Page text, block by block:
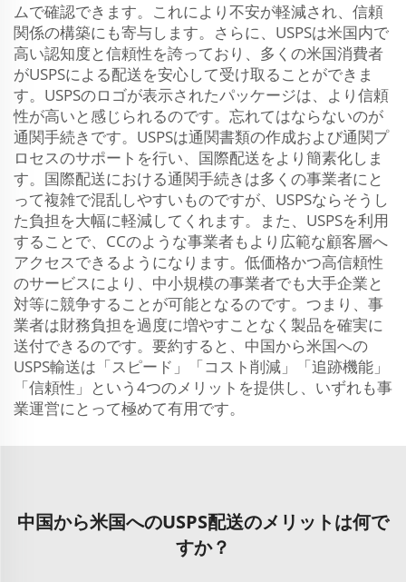
ムで確認できます。これにより不安が軽減され、信頼
関係の構築にも寄与します。さらに、USPSは米国内で
高い認知度と信頼性を誇っており、多くの米国消費者
がUSPSによる配送を安心して受け取ることができま
す。USPSのロゴが表示されたパッケージは、より信頼
性が高いと感じられるのです。忘れてはならないのが
通関手続きです。USPSは通関書類の作成および通関プ
ロセスのサポートを行い、国際配送をより簡素化しま
す。国際配送における通関手続きは多くの事業者にと
って複雑で混乱しやすいものですが、USPSならそうし
た負担を大幅に軽減してくれます。また、USPSを利用
することで、CCのような事業者もより広範な顧客層へ
アクセスできるようになります。低価格かつ高信頼性
のサービスにより、中小規模の事業者でも大手企業と
対等に競争することが可能となるのです。つまり、事
業者は財務負担を過度に増やすことなく製品を確実に
送付できるのです。要約すると、中国から米国への
USPS輸送は「スピード」「コスト削減」「追跡機能」
「信頼性」という4つのメリットを提供し、いずれも事
業運営にとって極めて有用です。
中国から米国へのUSPS配送のメリットは何で
すか？